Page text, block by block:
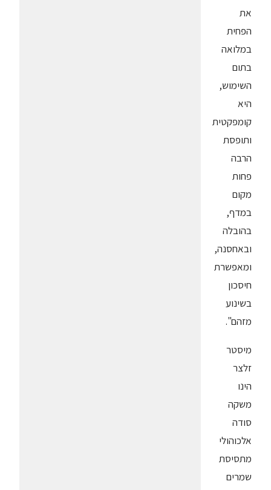
את
הפחית
במלואה
בתום
השימוש,
היא
קומפקטית
ותופסת
הרבה
פחות
מקום
במדף,
בהובלה
ובאחסנה,
ומאפשרת
חיסכון
בשינוע
מזהם".
מיסטר
זלצר
הינו
משקה
סודה
אלכוהולי
מתסיסת
שמרים